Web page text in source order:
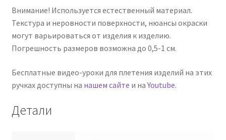
Внимание! Используется естественный материал.
Текстура и неровности поверхности, нюансы окраски
могут варьироваться от изделия к изделию.
Погрешность размеров возможна до 0,5-1 см.
Бесплатные видео-уроки для плетения изделий на этих
ручках доступны на нашем сайте и наYoutube.
Детали